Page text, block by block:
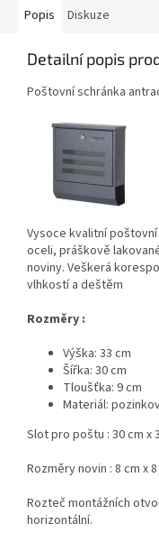
Popis Diskuze
Detailní popis
Poštovní schránka
Vysoce kvalitní
oceli, práškově
noviny. Veškerá
vlhkostí a deštěm
Rozměry :
Výška: 33 cm
Šířka: 30 cm
Tloušťka: 9 cm
Materiál:
Slot pro poštu : 30 cm x
Rozměry novin : 8 cm x
Rozteč montážních
horizontální.